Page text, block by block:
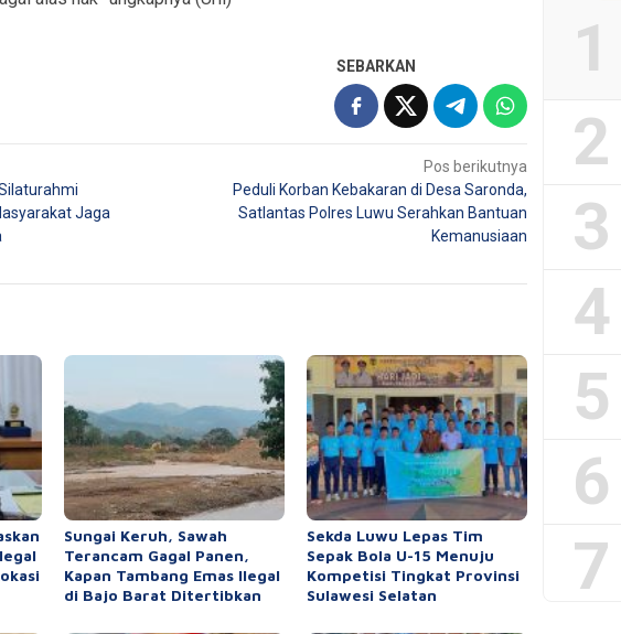
SEBARKAN
Jaga
Pos berikutnya
Peduli Korban Kebakaran di Desa Saronda,
Satlantas Polres Luwu Serahkan Bantuan
Kemanusiaan
Sungai Keruh, Sawah
Terancam Gagal Panen,
Kapan Tambang Emas Ilegal
di Bajo Barat Ditertibkan
Sekda Luwu Lepas Tim
Sepak Bola U-15 Menuju
Kompetisi Tingkat Provinsi
Sulawesi Selatan
1
2
3
4
5
6
7